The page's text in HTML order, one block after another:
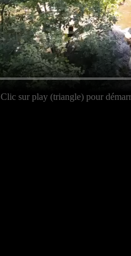
Clic sur play (triangle) pour